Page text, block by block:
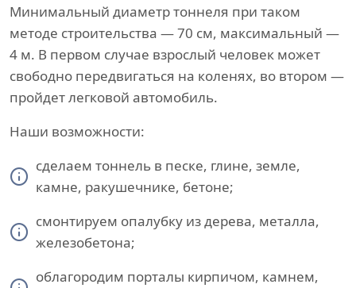
Минимальный диаметр тоннеля при таком
методе строительства — 70 см, максимальный —
4 м. В первом случае взрослый человек может
свободно передвигаться на коленях, во втором —
пройдет легковой автомобиль.
Наши возможности:
сделаем тоннель в песке, глине, земле,
камне, ракушечнике, бетоне;
смонтируем опалубку из дерева, металла,
железобетона;
облагородим порталы кирпичом, камнем,